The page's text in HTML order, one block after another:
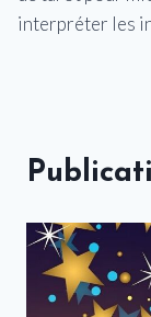
interpréter les